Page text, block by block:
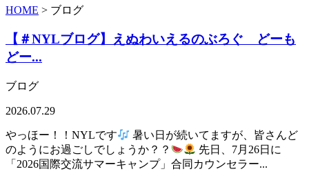
HOME > ブログ
【＃NYLブログ】えぬわいえるのぶろぐ どーも
どー...
ブログ
2026.07.29
やっほー！！NYLです
暑い日が続いてますが、皆さんど
のようにお過ごしでしょうか？？
先日、7月26日に
「2026国際交流サマーキャンプ」合同カウンセラー...